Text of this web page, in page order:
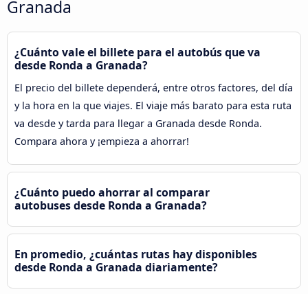
Granada
¿Cuánto vale el billete para el autobús que va
desde Ronda a Granada?
El precio del billete dependerá, entre otros factores, del día
y la hora en la que viajes. El viaje más barato para esta ruta
va desde y tarda para llegar a Granada desde Ronda.
Compara ahora y ¡empieza a ahorrar!
¿Cuánto puedo ahorrar al comparar
autobuses desde Ronda a Granada?
En promedio, ¿cuántas rutas hay disponibles
desde Ronda a Granada diariamente?